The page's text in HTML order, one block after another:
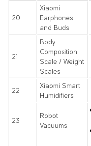
20
Xiaomi
Earphones
and Buds
21
Body
Composition
Scale / Weight
Scales
22
Xiaomi Smart
Humidifiers
23
Robot
Vacuums